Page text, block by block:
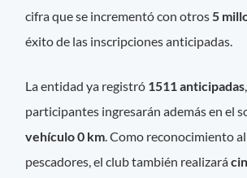
cifra que se incrementó con otros5
éxito de las inscripciones anticipadas.
La entidad ya registró 1511 anticipadas
participantes ingresarán además en el
vehículo 0 km. Como reconocimiento
pescadores, el club también realizará